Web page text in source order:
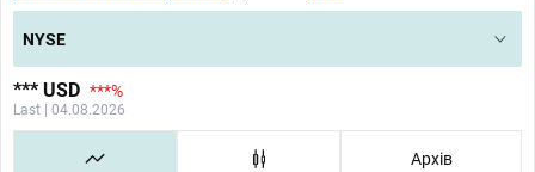
NYSE
*** USD ***%
Last | 04.08.2026
Архів